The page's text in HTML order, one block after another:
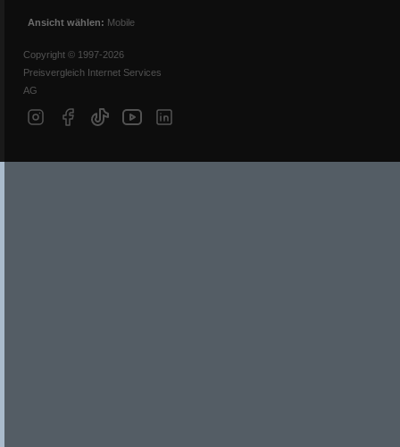
Ansicht wählen: Mobile
Copyright © 1997-2026
Preisvergleich Internet Services
AG